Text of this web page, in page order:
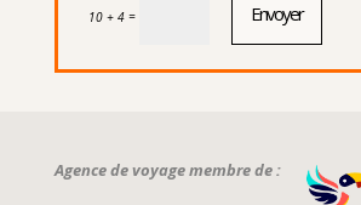
10 + 4= Envoyer
Agence de voyage membre de :